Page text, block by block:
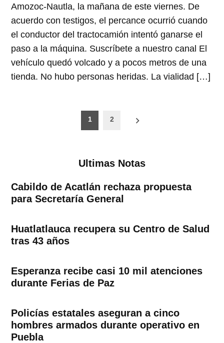
Amozoc-Nautla, la mañana de este viernes. De
acuerdo con testigos, el percance ocurrió cuando
el conductor del tractocamión intentó ganarse el
paso a la máquina. Suscríbete a nuestro canal El
vehículo quedó volcado y a pocos metros de una
tienda. No hubo personas heridas. La vialidad […]
1 2
Ultimas Notas
Cabildo de Acatlán rechaza propuesta
para Secretaría General
Huatlatlauca recupera su Centro de Salud
tras 43 años
Esperanza recibe casi 10 mil atenciones
durante Ferias de Paz
Policías estatales aseguran a cinco
hombres armados durante operativo en
Puebla